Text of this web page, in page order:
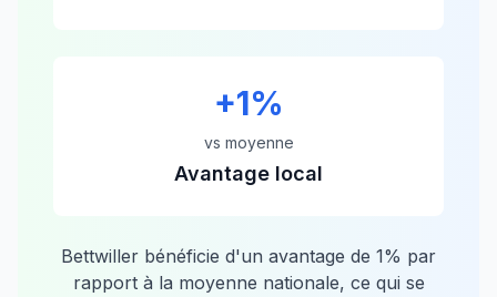
+1%
vs moyenne
Avantage local
Bettwiller bénéficie d'un avantage de 1% par
rapport à la moyenne nationale, ce qui se